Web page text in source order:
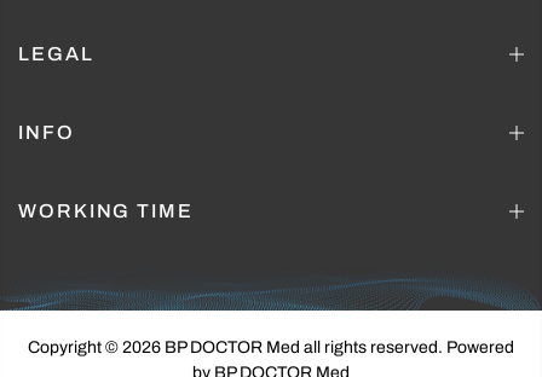
LEGAL
INFO
WORKING TIME
Copyright © 2026 BP DOCTOR Med all rights reserved. Powered
by BP DOCTOR Med